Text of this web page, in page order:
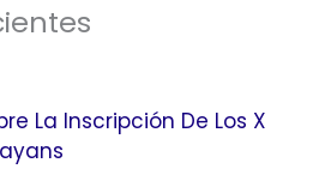
La Inscripción De Los X